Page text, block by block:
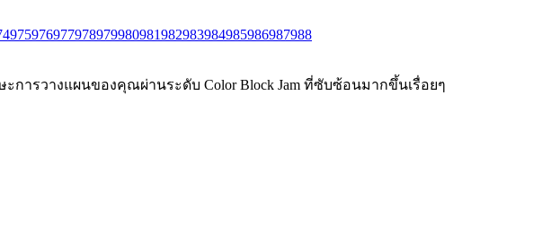
975976977978979980981982983984985986987988
ารวางแผนของคุณผ่านระดับ Color Block Jam ที่ซับซ้อนมากขึ้นเรื่อยๆ